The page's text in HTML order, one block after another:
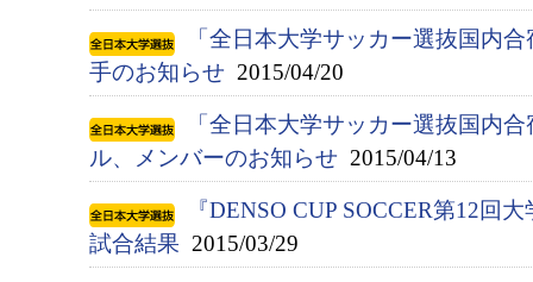
「全日本大学サッカー選抜国内
手のお知らせ 2015/04/20
「全日本大学サッカー選抜国内
ル、メンバーのお知らせ 2015/04/13
『DENSO CUP SOCCER第12
試合結果 2015/03/29